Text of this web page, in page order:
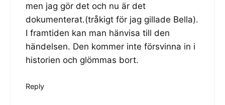
men jag gör det och nu är det
dokumenterat.(tråkigt för jag gillade Bella).
I framtiden kan man hänvisa till den
händelsen. Den kommer inte försvinna in i
historien och glömmas bort.
Reply